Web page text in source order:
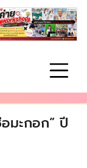
มะกอก” ปี